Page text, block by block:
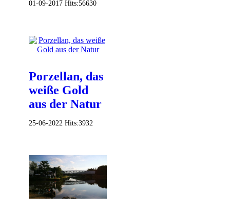
01-09-2017 Hits:56630
Porzellan, das
weiße Gold
aus der Natur
25-06-2022 Hits:3932